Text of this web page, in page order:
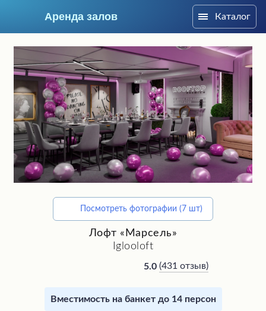
Аренда залов
Подберите мне зал
Каталог
Посмотреть фотографии (7 шт)
Лофт «Марсель»
Iglooloft
5.0 (431 отзыв)
Вместимость на банкет до 14 персон